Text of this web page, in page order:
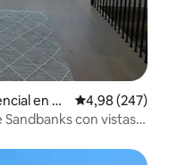
en C
Calificación
4,98 (247)
con vistas